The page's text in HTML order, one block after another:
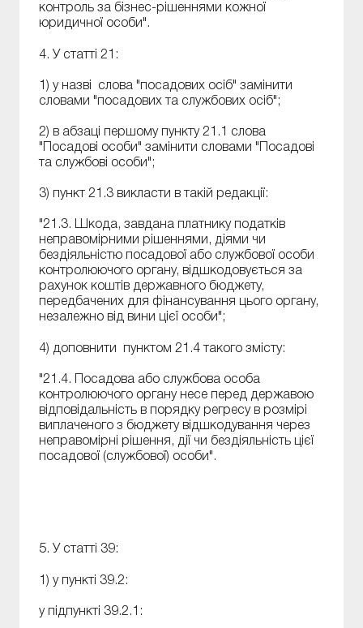
контроль за бізнес-рішеннями кожної
юридичної особи".
4. У статті 21:
1) у назві слова "посадових осіб" замінити
словами "посадових та службових осіб";
2) в абзаці першому пункту 21.1 слова
"Посадові особи" замінити словами "Посадові
та службові особи";
3) пункт 21.3 викласти в такій редакції:
"21.3. Шкода, завдана платнику податків
неправомірними рішеннями, діями чи
бездіяльністю посадової або службової особи
контролюючого органу, відшкодовується за
рахунок коштів державного бюджету,
передбачених для фінансування цього органу,
незалежно від вини цієї особи";
4) доповнити пунктом 21.4 такого змісту:
"21.4. Посадова або службова особа
контролюючого органу несе перед державою
відповідальність в порядку регресу в розмірі
виплаченого з бюджету відшкодування через
неправомірні рішення, дії чи бездіяльність цієї
посадової (службової) особи".
5. У статті 39:
1) у пункті 39.2:
у підпункті 39.2.1: